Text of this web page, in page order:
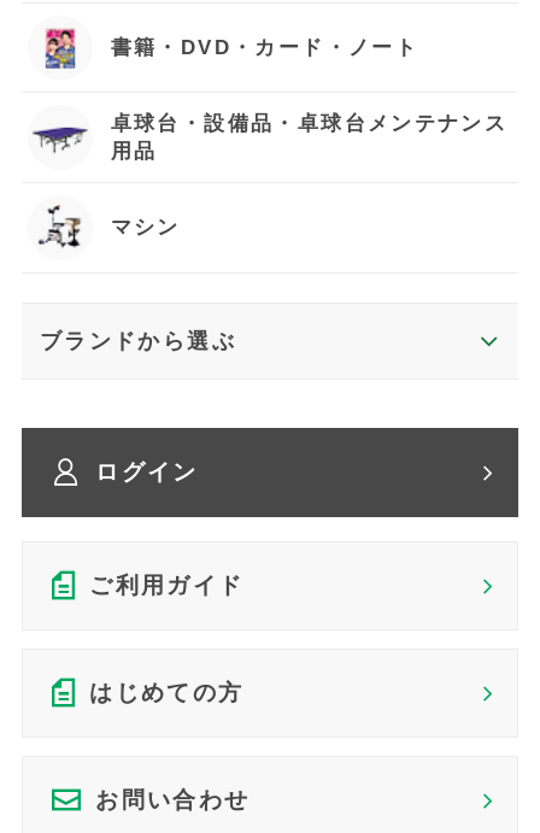
書籍・DVD・カード・ノート
卓球台・設備品・卓球台メンテナンス
用品
マシン
ブランドから選ぶ
ログイン
ご利用ガイド
はじめての方
お問い合わせ